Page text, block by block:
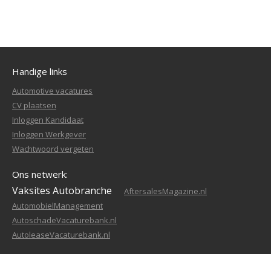
Handige links
Automotive vacatures
CV plaatsen
Inloggen Kandidaat
Inloggen Werkgever
Wachtwoord vergeten
Ons netwerk:
Vaksites Autobranche
AftersalesMagazine.nl
AutomobielManagement
AutoschadeVacaturebank.nl
AutoleaseVacaturebank.nl